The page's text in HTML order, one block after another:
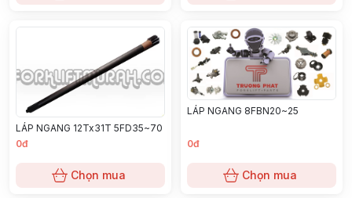
LÁP NGANG 12Tx31T 5FD35~70
0đ
Chọn mua
LÁP NGANG 8FBN20~25
0đ
Chọn mua